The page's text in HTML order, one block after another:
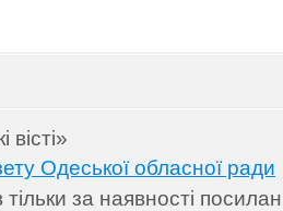
Одеської обласної ради
тільки за наявності